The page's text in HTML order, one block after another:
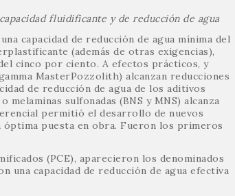
fluidificante y de reducción de agua
capacidad de reducción de agua mínima del
(además de otras exigencias),
cinco por ciento. A efectos prácticos, y
MasterPozzolith) alcanzan reducciones
de reducción de agua de los aditivos
sulfonadas (BNS y MNS) alcanza
permitió el desarrollo de nuevos
puesta en obra. Fueron los primeros
(PCE), aparecieron los denominados
una capacidad de reducción de agua efectiva